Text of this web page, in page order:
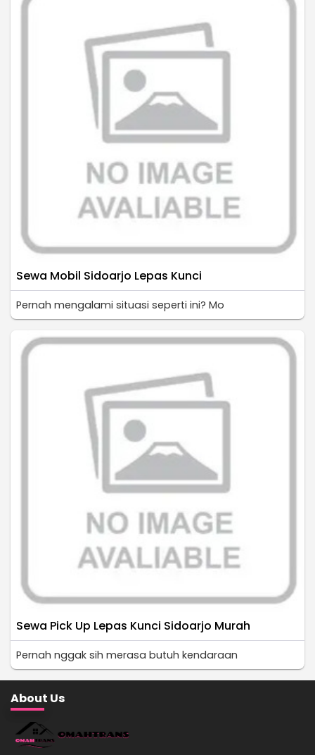
Sewa Mobil Sidoarjo Lepas Kunci
Pernah mengalami situasi seperti ini? Mo
Sewa Pick Up Lepas Kunci Sidoarjo Murah
Pernah nggak sih merasa butuh kendaraan
About Us